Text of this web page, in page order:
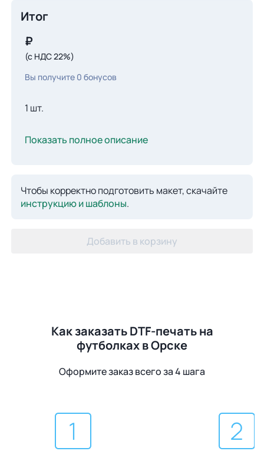
Итог
₽
(с НДС 22%)
Вы получите 0 бонусов
1 шт.
Показать полное описание
Чтобы корректно подготовить макет, скачайте
инструкцию и шаблоны.
Добавить в корзину
Как заказать DTF-печать на
футболках в Орске
Оформите заказ всего за 4 шага